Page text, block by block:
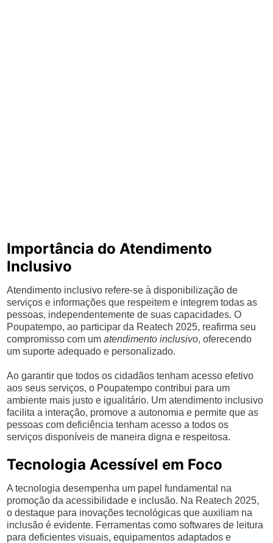
Importância do Atendimento
Inclusivo
Atendimento inclusivo refere-se à disponibilização de
serviços e informações que respeitem e integrem todas as
pessoas, independentemente de suas capacidades. O
Poupatempo, ao participar da Reatech 2025, reafirma seu
compromisso com umatendimento inclusivo, oferecendo
um suporte adequado e personalizado.
Ao garantir que todos os cidadãos tenham acesso efetivo
aos seus serviços, o Poupatempo contribui para um
ambiente mais justo e igualitário. Um atendimento inclusivo
facilita a interação, promove a autonomia e permite que as
pessoas com deficiência tenham acesso a todos os
serviços disponíveis de maneira digna e respeitosa.
Tecnologia Acessível em Foco
A tecnologia desempenha um papel fundamental na
promoção da acessibilidade e inclusão. Na Reatech 2025,
o destaque para inovações tecnológicas que auxiliam na
inclusão é evidente. Ferramentas como softwares de leitura
para deficientes visuais, equipamentos adaptados e